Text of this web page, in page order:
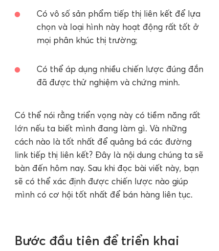
Có vô số sản phẩm tiếp thị liên kết để lựa
chọn và loại hình này hoạt động rất tốt ở
mọi phân khúc thị trường;
Có thể áp dụng nhiều chiến lược đúng đắn
đã được thử nghiệm và chứng minh.
Có thể nói rằng triển vọng này có tiềm năng rất
lớn nếu ta biết mình đang làm gì. Và những
cách nào là tốt nhất để quảng bá các đường
link tiếp thị liên kết? Đây là nội dung chúng ta sẽ
bàn đến hôm nay. Sau khi đọc bài viết này, bạn
sẽ có thể xác định được chiến lược nào giúp
mình có cơ hội tốt nhất để bán hàng liên tục.
Bước đầu tiên để triển khai